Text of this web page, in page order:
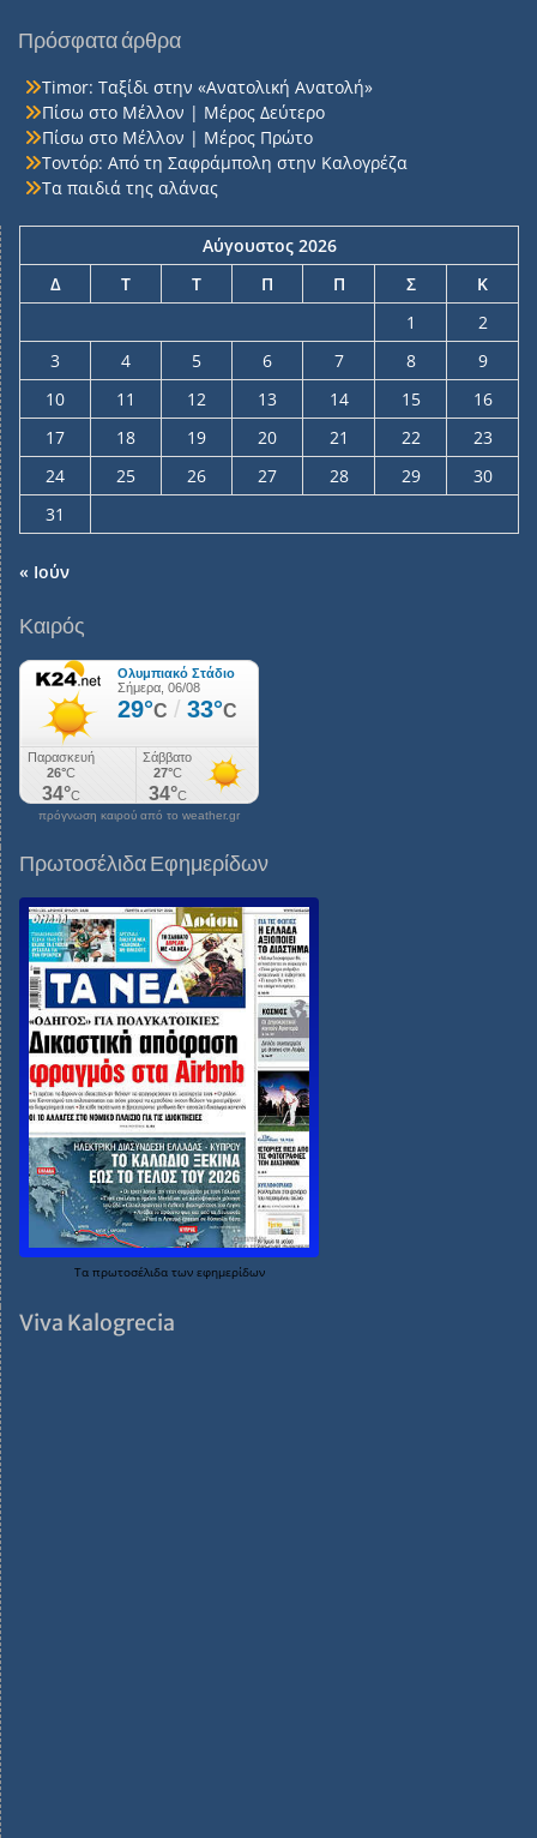
Πρόσφατα άρθρα
Timor: Ταξίδι στην «Ανατολική Ανατολή»
Πίσω στο Μέλλον | Μέρος Δεύτερο
Πίσω στο Μέλλον | Μέρος Πρώτο
Τοντόρ: Από τη Σαφράμπολη στην Καλογρέζα
Τα παιδιά της αλάνας
Αύγουστος 2026
Δ
Τ Τ Π Π Σ
Κ
1
2
3
4 5 6 7 8
9
10
11 12 13 14 15
16
17
18 19 20 21 22
23
24
25 26 27 28 29
30
31
« Ιούν
Καιρός
πρόγνωση καιρού από το weather.gr
Πρωτοσέλιδα Εφημερίδων
Τα πρωτοσέλιδα των εφημερίδων
Viva Kalogrecia